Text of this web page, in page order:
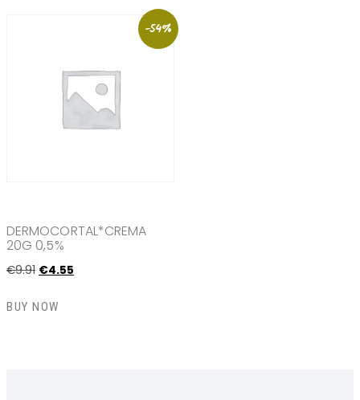
-54%
DERMOCORTAL*CREMA
20G 0,5%
€9.91 €4.55
BUY NOW